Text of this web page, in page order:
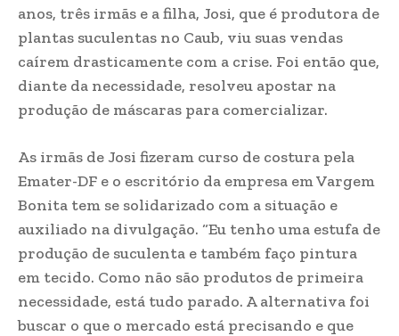
anos, três irmãs e a filha, Josi, que é produtora de
plantas suculentas no Caub, viu suas vendas
caírem drasticamente com a crise. Foi então que,
diante da necessidade, resolveu apostar na
produção de máscaras para comercializar.
As irmãs de Josi fizeram curso de costura pela
Emater-DF e o escritório da empresa em Vargem
Bonita tem se solidarizado com a situação e
auxiliado na divulgação. “Eu tenho uma estufa de
produção de suculenta e também faço pintura
em tecido. Como não são produtos de primeira
necessidade, está tudo parado. A alternativa foi
buscar o que o mercado está precisando e que